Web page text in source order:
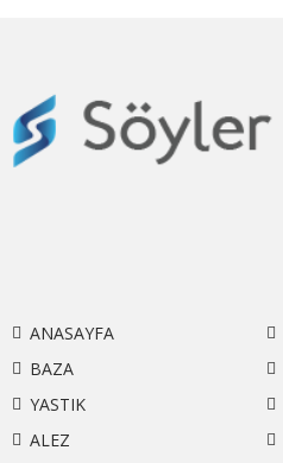
ANASAYFA
BAZA
YASTIK
ALEZ